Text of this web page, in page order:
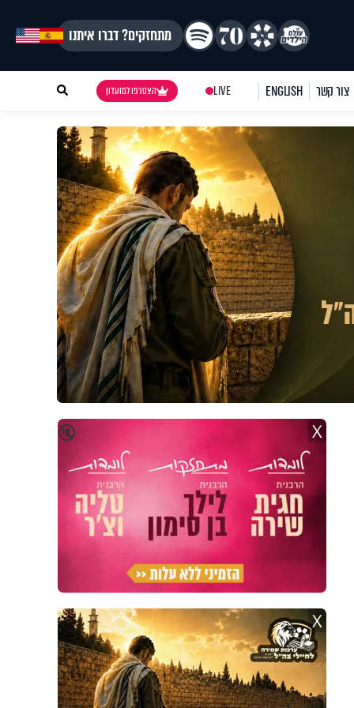
מתחזקים? דברו איתנו
צור קשר ENGLISH
LIVE הצטרפו למועדון
🔇 X
X